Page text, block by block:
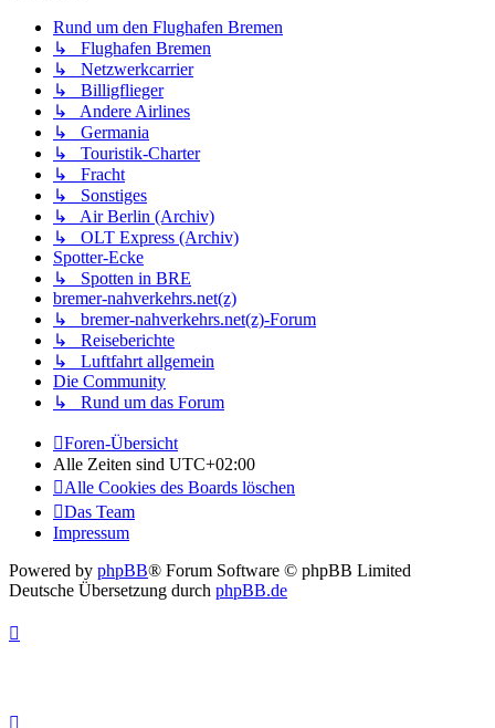
Rund um den Flughafen Bremen
↳ Flughafen Bremen
↳ Netzwerkcarrier
↳ Billigflieger
↳ Andere Airlines
↳ Germania
↳ Touristik-Charter
↳ Fracht
↳ Sonstiges
↳ Air Berlin (Archiv)
↳ OLT Express (Archiv)
Spotter-Ecke
↳ Spotten in BRE
bremer-nahverkehrs.net(z)
↳ bremer-nahverkehrs.net(z)-Forum
↳ Reiseberichte
↳ Luftfahrt allgemein
Die Community
↳ Rund um das Forum
Foren-Übersicht
Alle Zeiten sind UTC+02:00
Alle Cookies des Boards löschen
Das Team
Impressum
Powered by phpBB® Forum Software © phpBB Limited
Deutsche Übersetzung durch phpBB.de